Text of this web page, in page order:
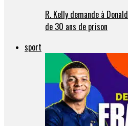
R. Kelly demande à
de 30 ans de prison
sport